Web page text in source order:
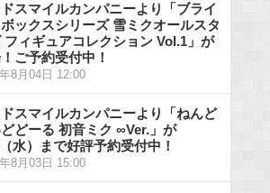
スマイルカンパニーより「ブライ
ックスシリーズ 雪ミクオールスタ
フィギュアコレクション Vol.1」が
ご予約受付中！
8月04日 12:00
スマイルカンパニーより「ねんど
どーる 初音ミク ∞Ver.」が
水）まで好評予約受付中！
8月03日 15:00